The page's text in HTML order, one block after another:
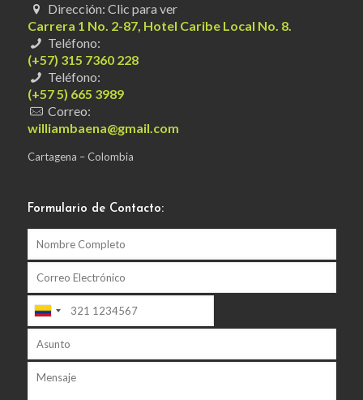
Dirección: Clic para ver
Carrera 1 No. 2-87, Hotel Caribe Local No. 8.
Teléfono:
(+57) 315 7360 228
Teléfono:
(+57 5) 665 3989
Correo:
williambaena@gmail.com
Cartagena – Colombia
Formulario de Contacto: